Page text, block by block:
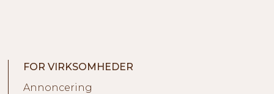
FOR VIRKSOMHEDER
Annoncering